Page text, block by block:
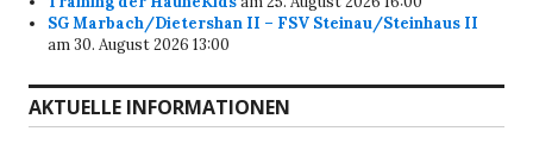
SG Marbach/Dietershan II – FSV Steinau/Steinhaus II
am 30. August 2026 13:00
AKTUELLE INFORMATIONEN